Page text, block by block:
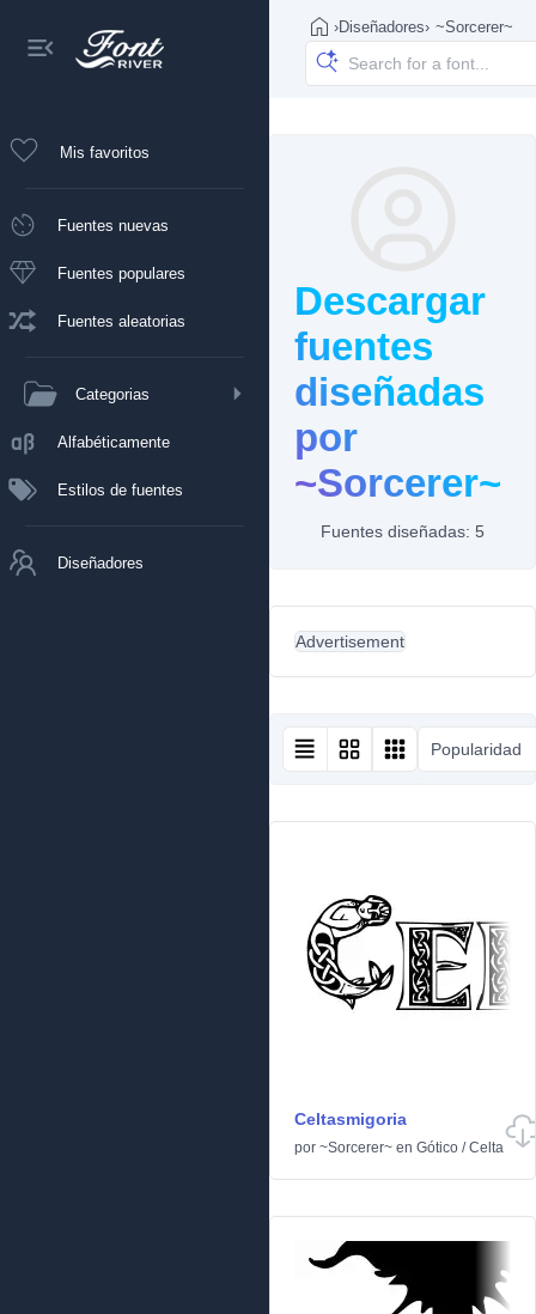
Mis favoritos
Fuentes nuevas
Fuentes populares
Fuentes aleatorias
Categorias
Alfabéticamente
Estilos de fuentes
Diseñadores
›Diseñadores› ~Sorcerer~
Descargar
fuentes
diseñadas
por
~Sorcerer~
Fuentes diseñadas: 5
Advertisement
Popularidad
Celtasmigoria
por ~Sorcerer~ en Gótico /Celta